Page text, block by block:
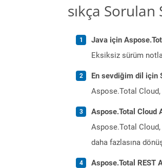
sıkça
Java için
Eksiksiz sürüm
En sevdiğim dil için
Aspose.Total Cloud,
Aspose.Total Cloud
Aspose.Total Cloud,
daha fazlasına
Aspose.Total REST